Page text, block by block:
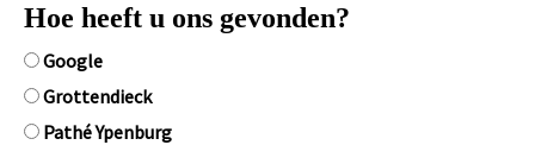
Hoe heeft u ons gevonden?
Google
Grottendieck
Pathé Ypenburg